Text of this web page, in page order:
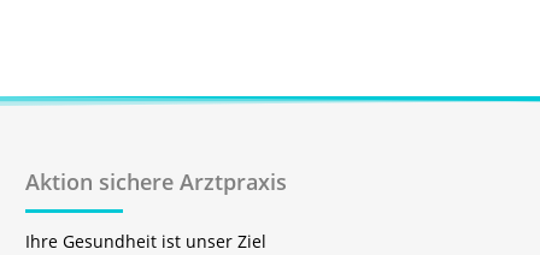
Aktion sichere Arztpraxis
Ihre Gesundheit ist unser Ziel